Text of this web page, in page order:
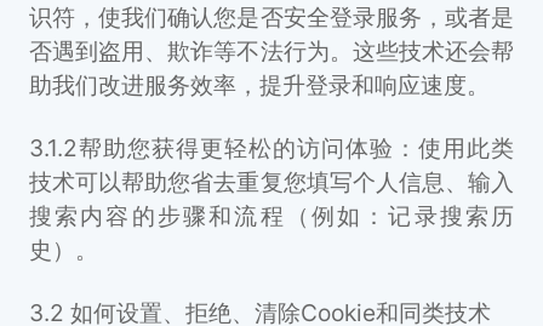
识符，使我们确认您是否安全登录服务，或者是
否遇到盗用、欺诈等不法行为。这些技术还会帮
助我们改进服务效率，提升登录和响应速度。
3.1.2帮助您获得更轻松的访问体验：使用此类
技术可以帮助您省去重复您填写个人信息、输入
搜索内容的步骤和流程（例如：记录搜索历
史）。
3.2 如何设置、拒绝、清除Cookie和同类技术